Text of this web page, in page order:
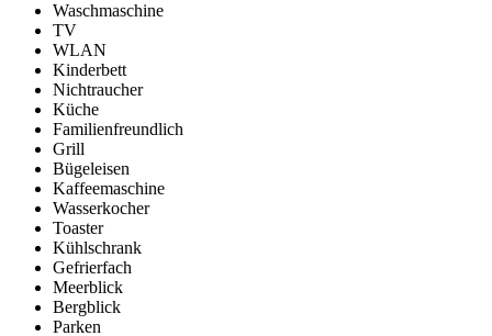
Waschmaschine
TV
WLAN
Kinderbett
Nichtraucher
Küche
Familienfreundlich
Grill
Bügeleisen
Kaffeemaschine
Wasserkocher
Toaster
Kühlschrank
Gefrierfach
Meerblick
Bergblick
Parken